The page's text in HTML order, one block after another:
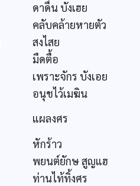
ดาดื่น บังเฮย
คลับคล้ายหายตัว
สงไสย
มืดตื้อ
เพราะจักร บังเอย
อนุชไว้เมฆิน
แผลงศร
หักร้าว
พยนต์ยักษ สูญแฮ
ท่านไท้ทิ้งศร